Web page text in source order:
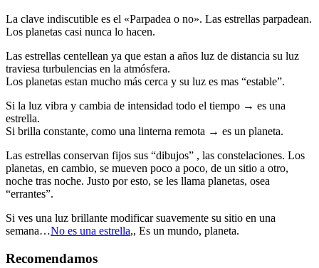
La clave indiscutible es el «Parpadea o no». Las estrellas parpadean.
Los planetas casi nunca lo hacen.
Las estrellas centellean ya que estan a años luz de distancia su luz
traviesa turbulencias en la atmósfera.
Los planetas estan mucho más cerca y su luz es mas “estable”.
Si la luz vibra y cambia de intensidad todo el tiempo → es una
estrella.
Si brilla constante, como una linterna remota → es un planeta.
Las estrellas conservan fijos sus “dibujos” , las constelaciones. Los
planetas, en cambio, se mueven poco a poco, de un sitio a otro,
noche tras noche. Justo por esto, se les llama planetas, osea
“errantes”.
Si ves una luz brillante modificar suavemente su sitio en una
semana…No es una estrella,, Es un mundo, planeta.
Recomendamos